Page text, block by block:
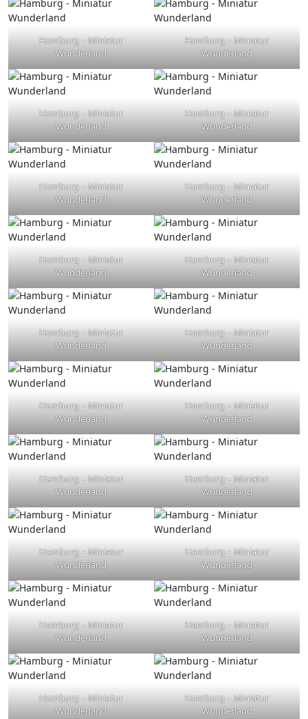
Hamburg – Miniatur
Wunderland
Hamburg – Miniatur
Wunderland
Hamburg – Miniatur
Wunderland
Hamburg – Miniatur
Wunderland
Hamburg – Miniatur
Wunderland
Hamburg – Miniatur
Wunderland
Hamburg – Miniatur
Wunderland
Hamburg – Miniatur
Wunderland
Hamburg – Miniatur
Wunderland
Hamburg – Miniatur
Wunderland
Hamburg – Miniatur
Wunderland
Hamburg – Miniatur
Wunderland
Hamburg – Miniatur
Wunderland
Hamburg – Miniatur
Wunderland
Hamburg – Miniatur
Wunderland
Hamburg – Miniatur
Wunderland
Hamburg – Miniatur
Wunderland
Hamburg – Miniatur
Wunderland
Hamburg – Miniatur
Wunderland
Hamburg – Miniatur
Wunderland